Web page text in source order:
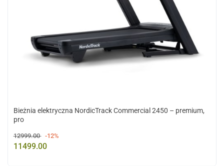
Bieżnia elektryczna NordicTrack Commercial 2450 – premium,
pro
12999.00 -12%
11499.00